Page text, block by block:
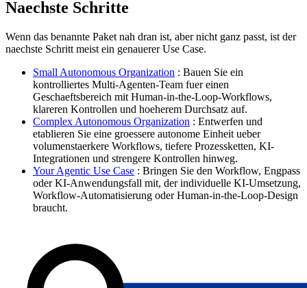
Naechste Schritte
Wenn das benannte Paket nah dran ist, aber nicht ganz passt, ist der
naechste Schritt meist ein genauerer Use Case.
Small Autonomous Organization : Bauen Sie ein
kontrolliertes Multi-Agenten-Team fuer einen
Geschaeftsbereich mit Human-in-the-Loop-Workflows,
klareren Kontrollen und hoeherem Durchsatz auf.
Complex Autonomous Organization : Entwerfen und
etablieren Sie eine groessere autonome Einheit ueber
volumenstaerkere Workflows, tiefere Prozessketten, KI-
Integrationen und strengere Kontrollen hinweg.
Your Agentic Use Case : Bringen Sie den Workflow, Engpass
oder KI-Anwendungsfall mit, der individuelle KI-Umsetzung,
Workflow-Automatisierung oder Human-in-the-Loop-Design
braucht.